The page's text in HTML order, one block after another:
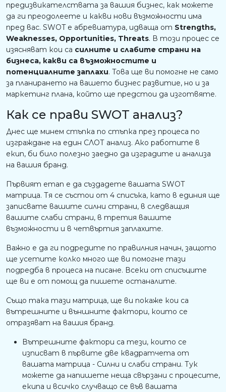
предизвикателствата за вашия бизнес, как можете
да ги преодолеете и какви нови възможности има
пред вас. SWOT е абревиатура, идваща от Strengths,
Weaknesses, Opportunities, Threats. В този процес се
изясняват кои са силните и слабите страни на
бизнеса, какви са възможностите и
потенциалните заплахи. Това ще ви помогне не само
за планирането на вашето бизнес развитие, но и за
маркетинг плана, който ще предстои да изготвяте.
Как се прави SWOT анализ?
Днес ще минем стъпка по стъпка през процеса по
изграждане на един СЛОТ анализ. Ако работите в
екип, би било полезно заедно да изградите и анализа
на вашия бранд.
Първият етап е да създадете вашата SWOT
матрица. Тя се състои от 4 списъка, като в единия ще
записвате вашите силни страни, в следващия
вашите слаби страни, в третия вашите
възможности и в четвъртия заплахите.
Важно е да ги подредите по правилния начин, защото
ще усетите колко много ще ви помогне тази
подредба в процеса на писане. Всеки от списъците
ще ви е от помощ да пишете останалите.
Също така тази матрица, ще ви покаже кои са
вътрешните и външните фактори, които се
отразяват на вашия бранд.
Вътрешните фактори са тези, които се
изписват в първите две квадратчета от
вашата матрица - Силни и слаби страни. Тук
можете да напишете неща свързани с процесите,
екипа и всичко случващо се във вашата